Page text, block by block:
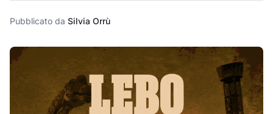
Pubblicato da Silvia Orrù